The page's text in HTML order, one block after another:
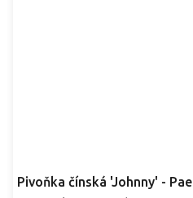
Pivoňka čínská 'Johnny' -